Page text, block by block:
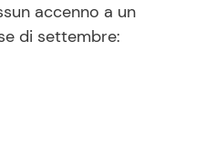
accenno a un
di settembre: